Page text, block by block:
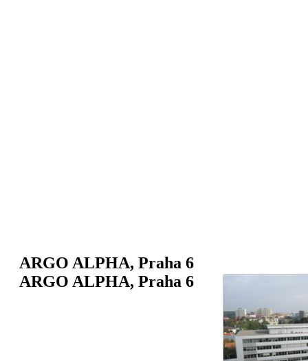
ARGO ALPHA, Praha 6
ARGO ALPHA, Praha 6